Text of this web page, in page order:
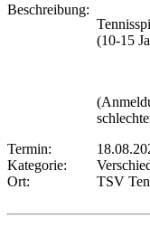
Beschreibung:
(10-15
Termin:
Kategorie:
Ort:
TSV